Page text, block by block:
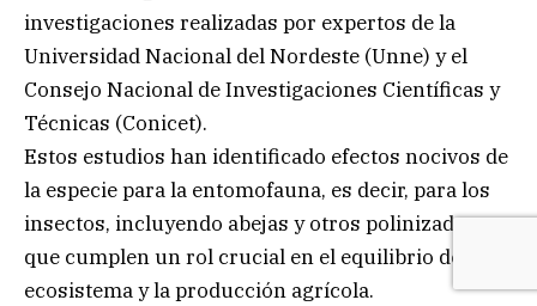
investigaciones realizadas por expertos de la
Universidad Nacional del Nordeste (Unne) y el
Consejo Nacional de Investigaciones Científicas y
Técnicas (Conicet).
Estos estudios han identificado efectos nocivos de
la especie para la entomofauna, es decir, para los
insectos, incluyendo abejas y otros polinizadores
que cumplen un rol crucial en el equilibrio del
ecosistema y la producción agrícola.